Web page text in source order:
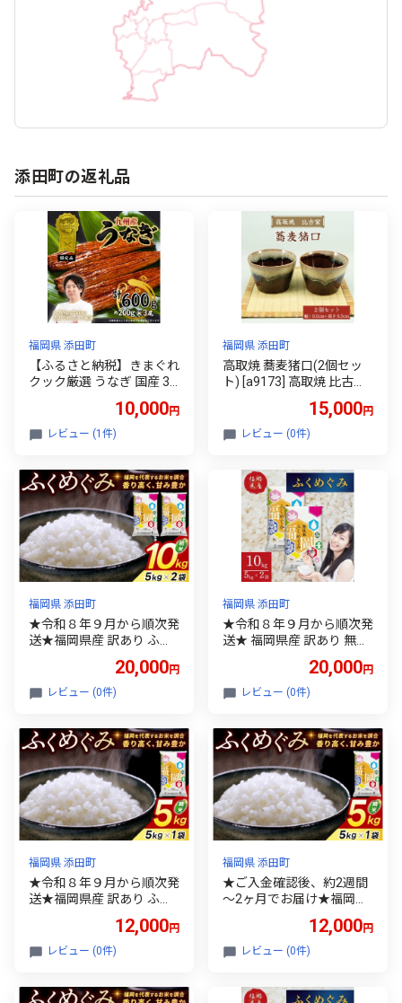
添田町の返礼品
福岡県 添田町
【ふるさと納税】きまぐれ
クック厳選 うなぎ 国産 3
鰻 蒲焼き [a1000] 夏ギフ
ト お中元 【返礼品】福岡
10,000円
レビュー (1件)
福岡県 添田町
高取焼 蕎麦猪口(2個セッ
ト) [a9173] 高取焼 比古窯
15,000円
レビュー (0件)
福岡県 添田町
★令和８年９月から順次発
送★福岡県産 訳あり ふく
離島【返礼品】添田町 ふ
20,000円
レビュー (0件)
福岡県 添田町
★令和８年９月から順次発
送★ 福岡県産 訳あり 無洗
年産 ブレンド米 お米 白米
精米 大容量 送料無料 [a08
税
20,000円
レビュー (0件)
福岡県 添田町
★令和８年９月から順次発
送★福岡県産 訳あり ふく
不可 [a0839] ※配送不可：
離島【返礼品】添田町 ふ
12,000円
レビュー (0件)
福岡県 添田町
★ご入金確認後、約2週間
～2ヶ月でお届け★福岡県
配送日時指定不可 [a9819]
※配送不可：離島【返礼
12,000円
レビュー (0件)